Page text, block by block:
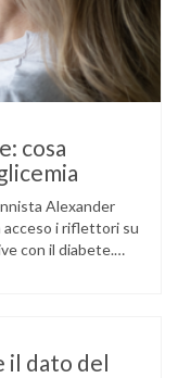
cosa
Alexander
acceso i riflettori su
con il diabete.
il dato del